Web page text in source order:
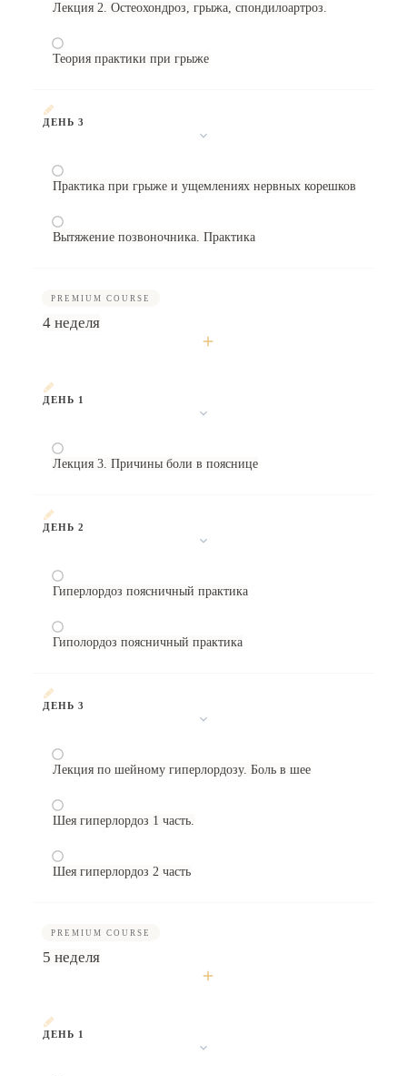
Лекция 2. Остеохондроз, грыжа, спондилоартроз.
Теория практики при грыже
ДЕНЬ 3
Практика при грыже и ущемлениях нервных корешков
Вытяжение позвоночника. Практика
PREMIUM COURSE
4 неделя
ДЕНЬ 1
Лекция 3. Причины боли в пояснице
ДЕНЬ 2
Гиперлордоз поясничный практика
Гиполордоз поясничный практика
ДЕНЬ 3
Лекция по шейному гиперлордозу. Боль в шее
Шея гиперлордоз 1 часть.
Шея гиперлордоз 2 часть
PREMIUM COURSE
5 неделя
ДЕНЬ 1